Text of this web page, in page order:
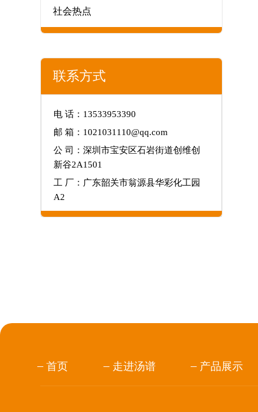
社会热点
联系方式
电 话：13533953390
邮 箱：1021031110@qq.com
公 司：深圳市宝安区石岩街道创维创
新谷2A1501
工 厂：广东韶关市翁源县华彩化工园
A2
首页 走进汤谱 产品展示